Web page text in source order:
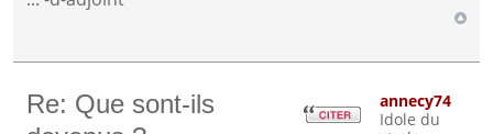
Re: Que sont-ils
annecy74
Idole du